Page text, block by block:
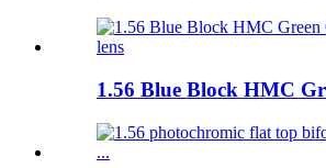
1.56 Blue Block HMC